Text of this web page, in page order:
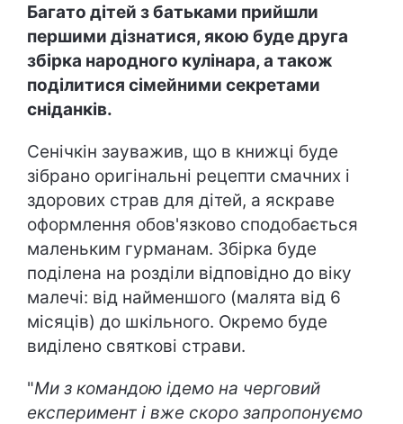
Багато дітей з батьками прийшли
першими дізнатися, якою буде друга
збірка народного кулінара, а також
поділитися сімейними секретами
сніданків.
Сенічкін зауважив, що в книжці буде
зібрано оригінальні рецепти смачних і
здорових страв для дітей, а яскраве
оформлення обов'язково сподобається
маленьким гурманам. Збірка буде
поділена на розділи відповідно до віку
малечі: від найменшого (малята від 6
місяців) до шкільного. Окремо буде
виділено святкові страви.
"Ми з командою ідемо на черговий
експеримент і вже скоро запропонуємо